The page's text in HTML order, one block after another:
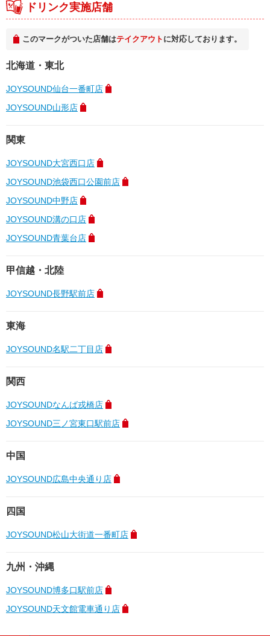
ドリンク実施店舗
このマークがついた店舗はテイクアウト に対応しております。
北海道・東北
JOYSOUND仙台一番町店
JOYSOUND山形店
関東
JOYSOUND大宮西口店
JOYSOUND池袋西口公園前店
JOYSOUND中野店
JOYSOUND溝の口店
JOYSOUND青葉台店
甲信越・北陸
JOYSOUND長野駅前店
東海
JOYSOUND名駅二丁目店
関西
JOYSOUNDなんば戎橋店
JOYSOUND三ノ宮東口駅前店
中国
JOYSOUND広島中央通り店
四国
JOYSOUND松山大街道一番町店
九州・沖縄
JOYSOUND博多口駅前店
JOYSOUND天文館電車通り店